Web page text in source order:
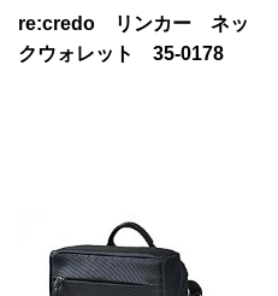
re:credo リンカー ネッ
クウォレット 35-0178